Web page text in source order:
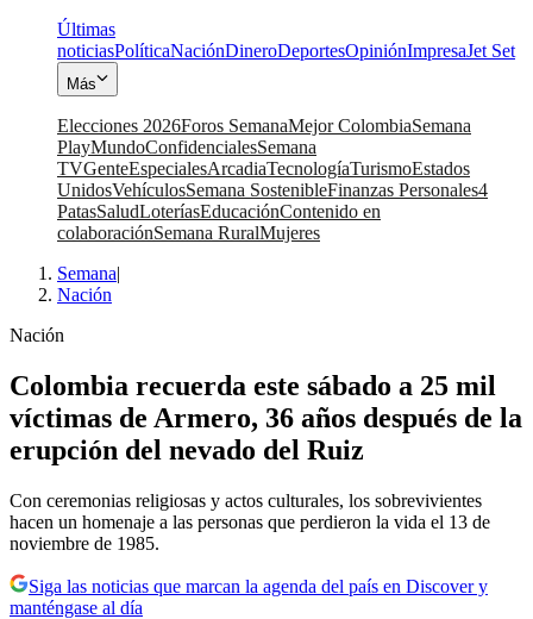
Últimas
noticiasPolíticaNaciónDineroDeportesOpiniónImpresaJet Set
Más
Elecciones 2026Foros SemanaMejor ColombiaSemana
PlayMundoConfidencialesSemana
TVGenteEspecialesArcadiaTecnologíaTurismoEstados
UnidosVehículosSemana SostenibleFinanzas Personales4
PatasSaludLoteríasEducaciónContenido en
colaboraciónSemana RuralMujeres
Semana|
Nación
Nación
Colombia recuerda este sábado a 25 mil
víctimas de Armero, 36 años después de la
erupción del nevado del Ruiz
Con ceremonias religiosas y actos culturales, los sobrevivientes
hacen un homenaje a las personas que perdieron la vida el 13 de
noviembre de 1985.
Siga las noticias que marcan la agenda del país en Discover y
manténgase al día